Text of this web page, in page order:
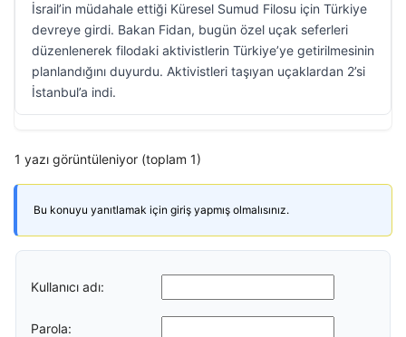
İsrail’in müdahale ettiği Küresel Sumud Filosu için Türkiye
devreye girdi. Bakan Fidan, bugün özel uçak seferleri
düzenlenerek filodaki aktivistlerin Türkiye’ye getirilmesinin
planlandığını duyurdu. Aktivistleri taşıyan uçaklardan 2’si
İstanbul’a indi.
1 yazı görüntüleniyor (toplam 1)
Bu konuyu yanıtlamak için giriş yapmış olmalısınız.
Kullanıcı adı:
Parola: